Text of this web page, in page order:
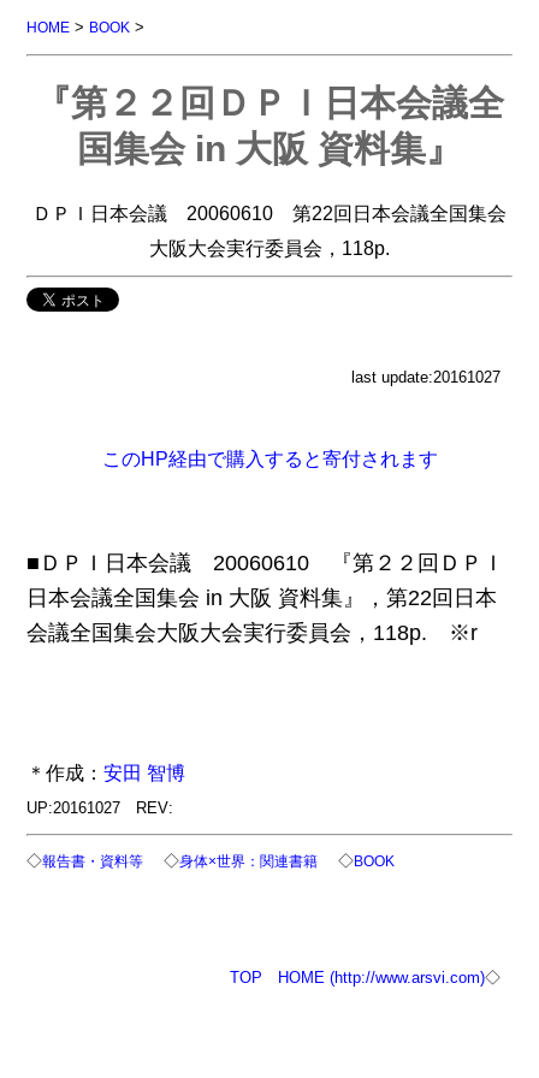
HOME > BOOK >
『第２２回ＤＰＩ日本会議全
国集会 in 大阪 資料集』
ＤＰＩ日本会議 20060610 第22回日本会議全国集会
大阪大会実行委員会，118p.
last update:20161027
このHP経由で購入すると寄付されます
■ＤＰＩ日本会議 20060610 『第２２回ＤＰＩ
日本会議全国集会 in 大阪 資料集』，第22回日本
会議全国集会大阪大会実行委員会，118p. ※r
＊作成：安田 智博
UP:20161027 REV:
◇報告書・資料等 ◇身体×世界：関連書籍 ◇BOOK
TOP HOME (http://www.arsvi.com)◇